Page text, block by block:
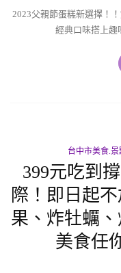
2023父親節蛋糕新選擇！
經典口味搭上
台中市美食.
399元吃到
際！即日起
果、炸牡蠣
美食任